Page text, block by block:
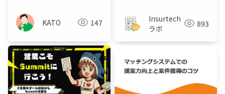
KATO 147
Insurtech
ラボ
893